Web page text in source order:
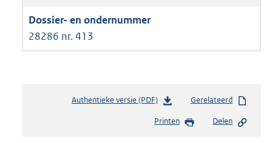
28286 nr. 413
Authentieke versie (PDF)b
s
Gerelateerd
Printen Delen